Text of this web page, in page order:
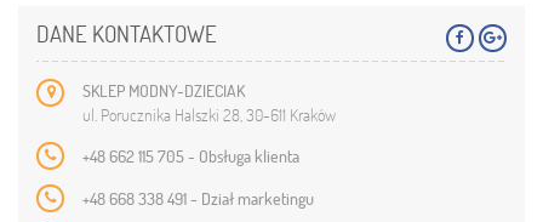
DANE KONTAKTOWE
SKLEP MODNY-DZIECIAK
ul. Porucznika Halszki 28, 30-611 Kraków
+48 662 115 705 - Obsługa klienta
+48 668 338 491 - Dział marketingu